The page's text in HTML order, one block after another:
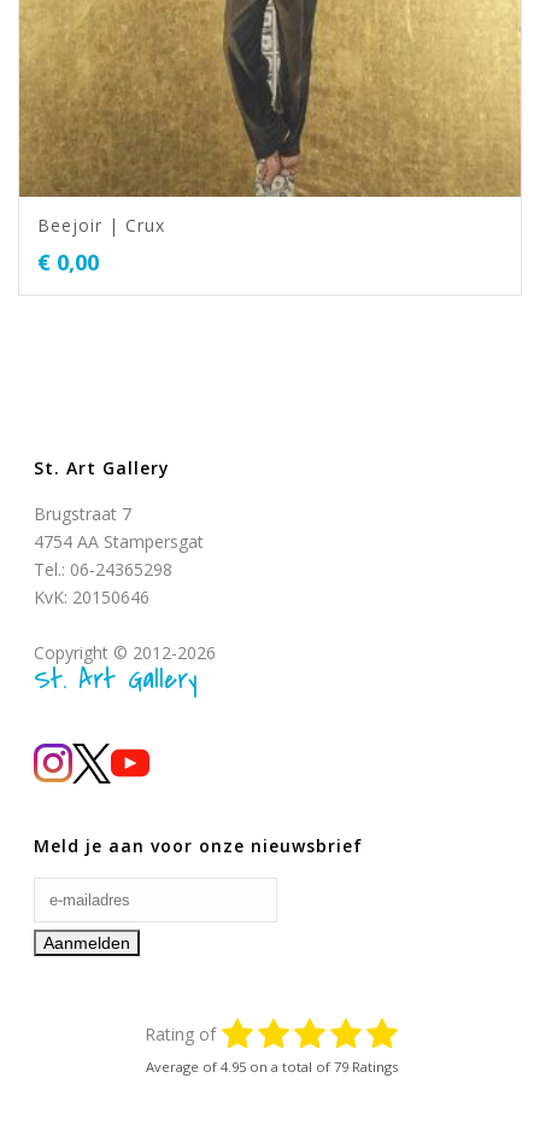
Beejoir | Crux
€ 0,00
St. Art Gallery
Brugstraat 7
4754 AA Stampersgat
Tel.: 06-24365298
KvK: 20150646
Copyright © 2012-2026
St. Art Gallery
Meld je aan voor onze nieuwsbrief
Rating of
Average of 4.95 on a total of 79 Ratings